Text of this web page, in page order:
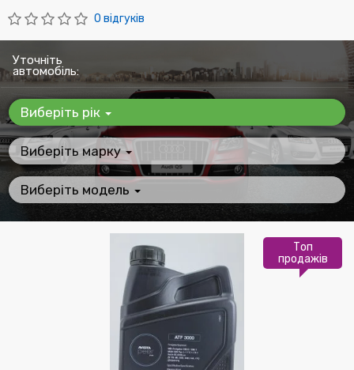
0 відгуків
Уточніть
автомобіль:
Виберіть рік
Виберіть марку
Виберіть модель
Топ
продажів